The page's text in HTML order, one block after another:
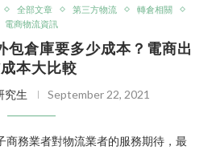
全部文章 第三方物流
轉倉相關
電商物流資訊
包倉庫要多少成本？電商出
本大比較
究生 September 22, 2021
商務業者對物流業者的服務期待，最